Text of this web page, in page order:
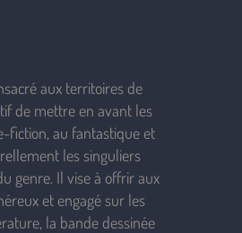
aux territoires de
de mettre en avant les
fiction, au fantastique et
les singuliers
genre. Il vise à offrir aux
et engagé sur les
la bande dessinée